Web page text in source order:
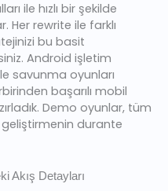
ile hızlı bir şekilde
Her rewrite ile farklı
bu basit
Android işletim
savunma oyunları
başarılı mobil
Demo oyunlar, tüm
durante
Akış Detayları